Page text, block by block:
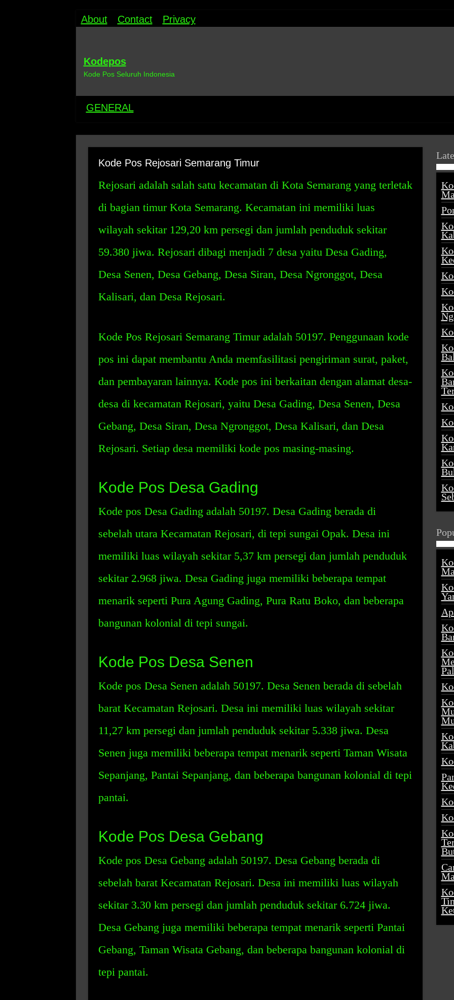
About Contact Privacy
Kodepos
Kode Pos Seluruh Indonesia
GENERAL
Kode Pos Rejosari Semarang Timur
Rejosari adalah salah satu kecamatan di Kota Semarang yang terletak
di bagian timur Kota Semarang. Kecamatan ini memiliki luas
wilayah sekitar 129,20 km persegi dan jumlah penduduk sekitar
59.380 jiwa. Rejosari dibagi menjadi 7 desa yaitu Desa Gading,
Desa Senen, Desa Gebang, Desa Siran, Desa Ngronggot, Desa
Kalisari, dan Desa Rejosari.
Kode Pos Rejosari Semarang Timur adalah 50197. Penggunaan kode
pos ini dapat membantu Anda memfasilitasi pengiriman surat, paket,
dan pembayaran lainnya. Kode pos ini berkaitan dengan alamat desa-
desa di kecamatan Rejosari, yaitu Desa Gading, Desa Senen, Desa
Gebang, Desa Siran, Desa Ngronggot, Desa Kalisari, dan Desa
Rejosari. Setiap desa memiliki kode pos masing-masing.
Kode Pos Desa Gading
Kode pos Desa Gading adalah 50197. Desa Gading berada di
sebelah utara Kecamatan Rejosari, di tepi sungai Opak. Desa ini
memiliki luas wilayah sekitar 5,37 km persegi dan jumlah penduduk
sekitar 2.968 jiwa. Desa Gading juga memiliki beberapa tempat
menarik seperti Pura Agung Gading, Pura Ratu Boko, dan beberapa
bangunan kolonial di tepi sungai.
Kode Pos Desa Senen
Kode pos Desa Senen adalah 50197. Desa Senen berada di sebelah
barat Kecamatan Rejosari. Desa ini memiliki luas wilayah sekitar
11,27 km persegi dan jumlah penduduk sekitar 5.338 jiwa. Desa
Senen juga memiliki beberapa tempat menarik seperti Taman Wisata
Sepanjang, Pantai Sepanjang, dan beberapa bangunan kolonial di tepi
pantai.
Kode Pos Desa Gebang
Kode pos Desa Gebang adalah 50197. Desa Gebang berada di
sebelah barat Kecamatan Rejosari. Desa ini memiliki luas wilayah
sekitar 3.30 km persegi dan jumlah penduduk sekitar 6.724 jiwa.
Desa Gebang juga memiliki beberapa tempat menarik seperti Pantai
Gebang, Taman Wisata Gebang, dan beberapa bangunan kolonial di
tepi pantai.